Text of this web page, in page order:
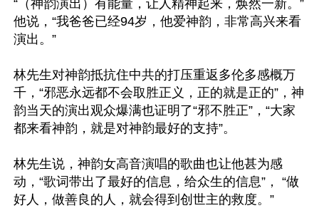
“（神韵演出）有能量，让人精神起来，焕然一新。”
他说，“我爸爸已经94岁，他爱神韵，非常高兴来看
演出。”
林先生对神韵抵抗住中共的打压重返多伦多感概万
千，“邪恶永远都不会取胜正义，正的就是正的”，神
韵当天的演出观众爆满也证明了“邪不胜正”，“大家
都来看神韵，就是对神韵最好的支持”。
林先生说，神韵女高音演唱的歌曲也让他甚为感
动，“歌词带出了最好的信息，给众生的信息”， “做
好人，做善良的人，就会得到创世主的救度。”